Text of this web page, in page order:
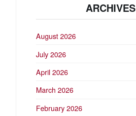
ARCHIVES
August 2026
July 2026
April 2026
March 2026
February 2026